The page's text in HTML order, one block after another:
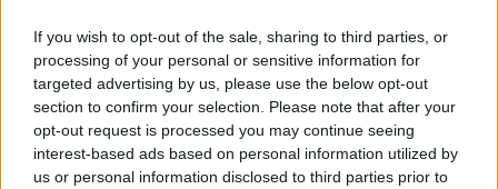
If you wish to opt-out of the sale, sharing to third parties, or
processing of your personal or sensitive information for
targeted advertising by us, please use the below opt-out
section to confirm your selection. Please note that after your
opt-out request is processed you may continue seeing
interest-based ads based on personal information utilized by
us or personal information disclosed to third parties prior to
AUTEUR
Staff